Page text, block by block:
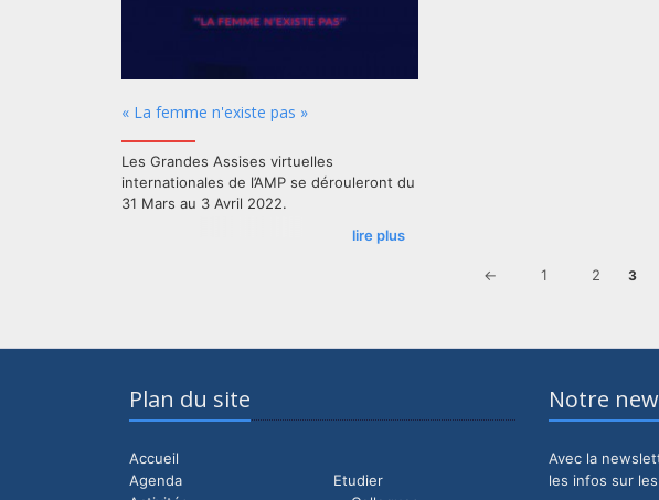
« La femme n'existe pas »
Les Grandes Assises virtuelles
internationales de l’AMP se dérouleront du
31 Mars au 3 Avril 2022.
lire plus
← 1 2 3
Plan du site
Accueil
Etudier
Agenda
Notre
Avec la
les infos sur